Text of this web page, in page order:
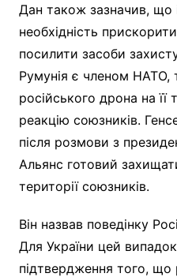
Дан також зазначив, що
необхідність
посилити засоби захисту
Румунія є членом НАТО,
російського дрона на її
реакцію союзників.
після розмови з
Альянс готовий
території союзників.
Він назвав поведінку
Для України цей
підтвердження того, що